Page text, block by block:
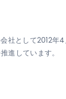
社として2012
進しています。